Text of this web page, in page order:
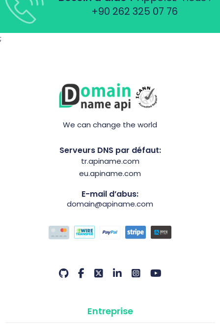
+90 262 325 07 76
;
We can change the world
Serveurs DNS par défaut:
tr.apiname.com
eu.apiname.com
E-mail d’abus:
domain@apiname.com
Entreprise